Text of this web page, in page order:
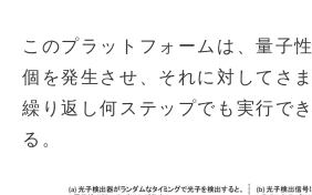
このプラットフォームは、量子
個を発生させ、それに対してさ
繰り返し何ステップでも実行で
る。